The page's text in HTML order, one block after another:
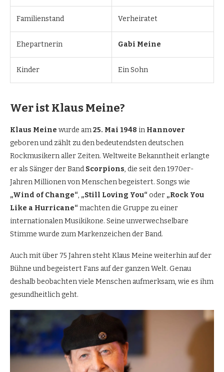
Familienstand Verheiratet
Ehepartnerin Gabi Meine
Kinder Ein Sohn
Wer ist Klaus Meine?
Klaus Meine wurde am25. Mai 1948 in Hannover
geboren und zählt zu den bedeutendsten deutschen
Rockmusikern aller Zeiten. Weltweite Bekanntheit erlangte
er als Sänger der Band Scorpions, die seit den 1970er-
Jahren Millionen von Menschen begeistert. Songs wie
„Wind of Change“, „Still Loving You“ oder „Rock You
Like a Hurricane“ machten die Gruppe zu einer
internationalen Musikikone. Seine unverwechselbare
Stimme wurde zum Markenzeichen der Band.
Auch mit über 75 Jahren steht Klaus Meine weiterhin auf der
Bühne und begeistert Fans auf der ganzen Welt. Genau
deshalb beobachten viele Menschen aufmerksam, wie es ihm
gesundheitlich geht.